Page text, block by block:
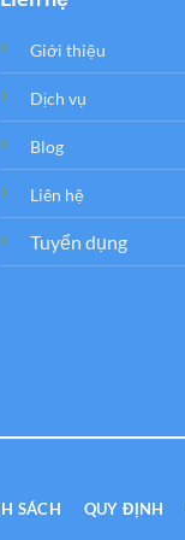
Giới thiệu
Dịch vụ
Blog
Liên hệ
Tuyển dụng
SÁCH QUY ĐỊNH